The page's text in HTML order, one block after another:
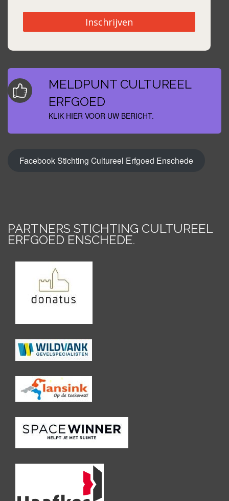
Inschrijven
MELDPUNT CULTUREEL
ERFGOED
KLIK HIER VOOR UW BERICHT.
Facebook Stichting Cultureel Erfgoed Enschede
PARTNERS STICHTING CULTUREEL
ERFGOED ENSCHEDE.